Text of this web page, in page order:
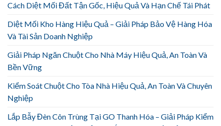
Cách Diệt Mối Đất Tận Gốc, Hiệu Quả Và Hạn Chế Tái Phát
Diệt Mối Kho Hàng Hiệu Quả – Giải Pháp Bảo Vệ Hàng Hóa
Và Tài Sản Doanh Nghiệp
Giải Pháp Ngăn Chuột Cho Nhà Máy Hiệu Quả, An Toàn Và
Bền Vững
Kiểm Soát Chuột Cho Tòa Nhà Hiệu Quả, An Toàn Và Chuyên
Nghiệp
Lắp Bẫy Đèn Côn Trùng Tại GO Thanh Hóa – Giải Pháp Kiểm